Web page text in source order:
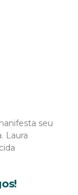
seu
Laura